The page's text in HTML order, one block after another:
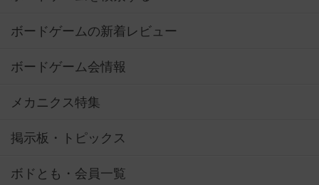
ボードゲームの新着レビュー
ボードゲーム会情報
メカニクス特集
掲示板・トピックス
ボドとも・会員一覧